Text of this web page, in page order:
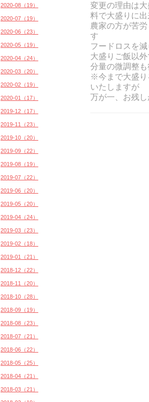
変更の理由は
料で大盛りに出
農家の方が苦
す
フードロスを
大盛りご飯以
分量の微調整
※今まで大盛り
いたしますが
万が一、お残
2020-08（19）
2020-07（19）
2020-06（23）
2020-05（19）
2020-04（24）
2020-03（20）
2020-02（19）
2020-01（17）
2019-12（17）
2019-11（23）
2019-10（20）
2019-09（22）
2019-08（19）
2019-07（22）
2019-06（20）
2019-05（20）
2019-04（24）
2019-03（23）
2019-02（18）
2019-01（21）
2018-12（22）
2018-11（20）
2018-10（28）
2018-09（19）
2018-08（23）
2018-07（21）
2018-06（22）
2018-05（25）
2018-04（21）
2018-03（21）